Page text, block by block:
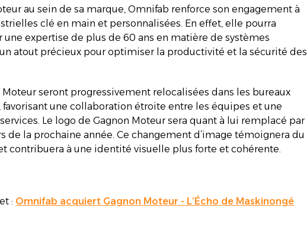
au sein de sa marque, Omnifab renforce son engagement à
clé en main et personnalisées. En effet, elle pourra
expertise de plus de 60 ans en matière de systèmes
atout précieux pour optimiser la productivité et la sécurité des
Moteur seront progressivement relocalisées dans les bureaux
favorisant une collaboration étroite entre les équipes et une
Le logo de Gagnon Moteur sera quant à lui remplacé par
de la prochaine année. Ce changement d’image témoignera du
contribuera à une identité visuelle plus forte et cohérente.
: Omnifab acquiert Gagnon Moteur - L’Écho de Maskinongé